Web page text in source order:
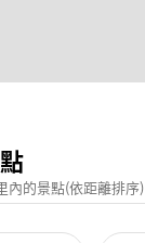
內的景點(依距離排序)